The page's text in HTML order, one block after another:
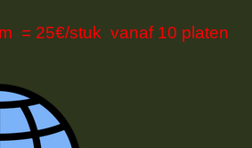
= 25€/stuk vanaf 10 platen